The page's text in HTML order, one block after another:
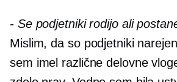
-Se podjetniki rodijo ali
Mislim, da so podjetniki
sem imel različne delovne